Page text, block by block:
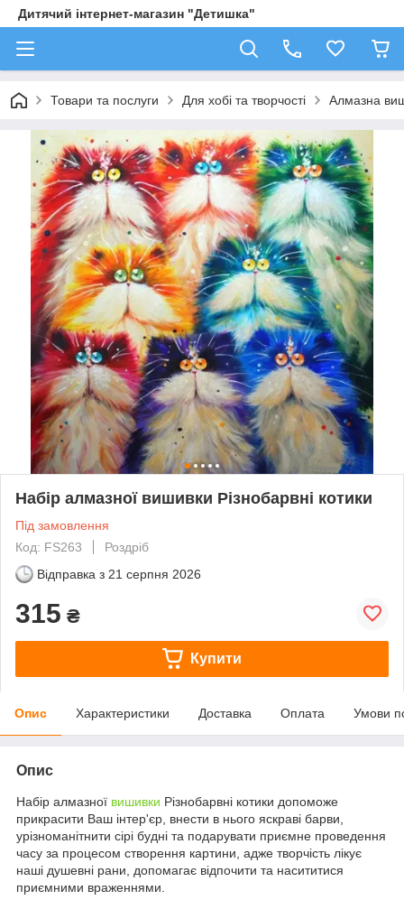
Дитячий інтернет-магазин "Детишка"
Товари та послуги Для хобі та творчості Алмазна
Набір алмазної вишивки Різнобарвні котики
Під замовлення
Код: FS263
Роздріб
Відправка з 21 серпня 2026
315 ₴
Купити
Опис Характеристики Доставка Оплата Умови
Опис
Набір алмазної вишивки Різнобарвні котики допоможе
прикрасити Ваш інтер'єр, внести в нього яскраві барви,
урізноманітнити сірі будні та подарувати приємне проведення
часу за процесом створення картини, адже творчість лікує
наші душевні рани, допомагає відпочити та насититися
приємними враженнями.